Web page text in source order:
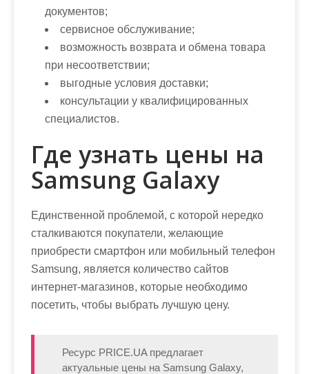
документов;
сервисное обслуживание;
возможность возврата и обмена товара
при несоответствии;
выгодные условия доставки;
консультации у квалифицированных
специалистов.
Где узнать цены на
Samsung Galaxy
Единственной проблемой, с которой нередко
сталкиваются покупатели, желающие
приобрести смартфон или мобильный телефон
Samsung, является количество сайтов
интернет-магазинов, которые необходимо
посетить, чтобы выбрать лучшую цену.
Ресурс PRICE.UA предлагает
актуальные цены на Samsung Galaxy,